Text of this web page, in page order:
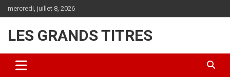
au
mercredi, juillet 8, 2026
LES GRANDS TITRES